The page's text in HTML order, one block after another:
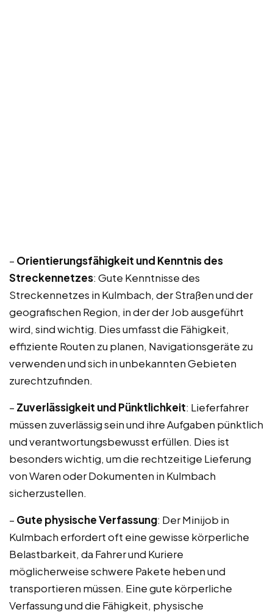
– Orientierungsfähigkeit und Kenntnis des
Streckennetzes: Gute Kenntnisse des
Streckennetzes in Kulmbach, der Straßen und der
geografischen Region, in der der Job ausgeführt
wird, sind wichtig. Dies umfasst die Fähigkeit,
effiziente Routen zu planen, Navigationsgeräte zu
verwenden und sich in unbekannten Gebieten
zurechtzufinden.
– Zuverlässigkeit und Pünktlichkeit: Lieferfahrer
müssen zuverlässig sein und ihre Aufgaben pünktlich
und verantwortungsbewusst erfüllen. Dies ist
besonders wichtig, um die rechtzeitige Lieferung
von Waren oder Dokumenten in Kulmbach
sicherzustellen.
– Gute physische Verfassung: Der Minijob in
Kulmbach erfordert oft eine gewisse körperliche
Belastbarkeit, da Fahrer und Kuriere
möglicherweise schwere Pakete heben und
transportieren müssen. Eine gute körperliche
Verfassung und die Fähigkeit, physische